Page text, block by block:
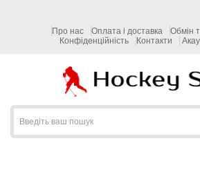
Про нас
Оплата і доставка
Обмін
Конфіденційність
Контакти